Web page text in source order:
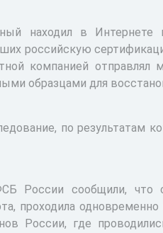
находил в Интернете
российскую
компанией
образцами для
по результатам
России сообщили, что
проходила
России, где